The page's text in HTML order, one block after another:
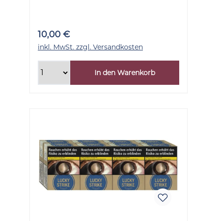
10,00 €
inkl. MwSt. zzgl. Versandkosten
In den Warenkorb